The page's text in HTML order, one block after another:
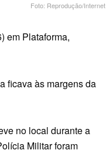
Foto: Reprodução/Internet
em Plataforma,
ficava às margens da
no local durante a
Militar foram